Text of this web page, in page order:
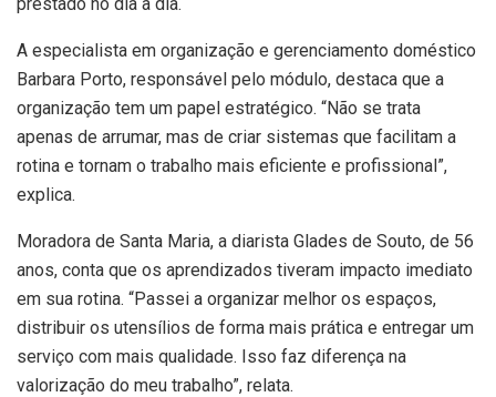
A especialista em organização e gerenciamento doméstico
Barbara Porto, responsável pelo módulo, destaca que a
organização tem um papel estratégico. “Não se trata
apenas de arrumar, mas de criar sistemas que facilitam a
rotina e tornam o trabalho mais eficiente e profissional”,
explica.
Moradora de Santa Maria, a diarista Glades de Souto, de 56
anos, conta que os aprendizados tiveram impacto imediato
em sua rotina. “Passei a organizar melhor os espaços,
distribuir os utensílios de forma mais prática e entregar um
serviço com mais qualidade. Isso faz diferença na
valorização do meu trabalho”, relata.